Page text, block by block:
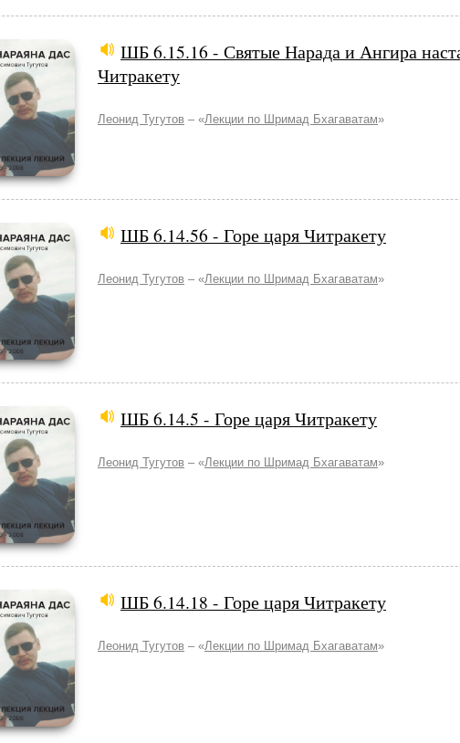
ШБ 6.15.16 - Святые Нарада и Ангира
Читракету
Леонид Тугутов – «Лекции по Шримад Бхагаватам»
ШБ 6.14.56 - Горе царя Читракету
Леонид Тугутов – «Лекции по Шримад Бхагаватам»
ШБ 6.14.5 - Горе царя Читракету
Леонид Тугутов – «Лекции по Шримад Бхагаватам»
ШБ 6.14.18 - Горе царя Читракету
Леонид Тугутов – «Лекции по Шримад Бхагаватам»